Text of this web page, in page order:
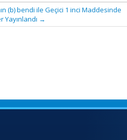
(b) bendi ile Geçici 1 inci Maddesinde
→